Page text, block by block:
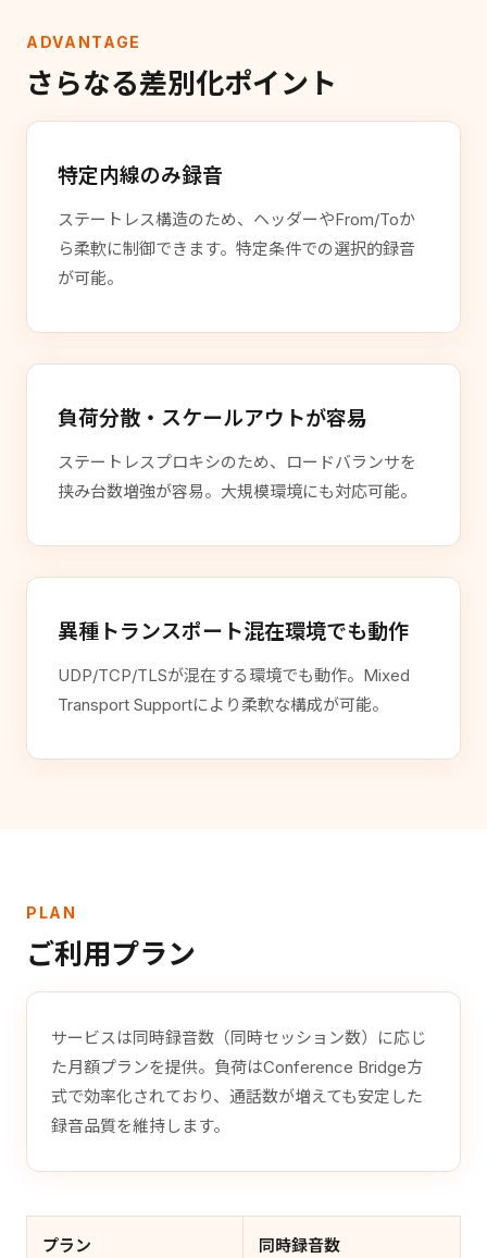
ADVANTAGE
さらなる差別化ポイント
特定内線のみ録音
ステートレス構造のため、ヘッダーやFrom/Toか
ら柔軟に制御できます。特定条件での選択的録音
が可能。
負荷分散・スケールアウトが容易
ステートレスプロキシのため、ロードバランサを
挟み台数増強が容易。大規模環境にも対応可能。
異種トランスポート混在環境でも動作
UDP/TCP/TLSが混在する環境でも動作。Mixed
Transport Supportにより柔軟な構成が可能。
PLAN
ご利用プラン
サービスは同時録音数（同時セッション数）に応じ
た月額プランを提供。負荷はConference Bridge方
式で効率化されており、通話数が増えても安定した
録音品質を維持します。
プラン 同時録音数